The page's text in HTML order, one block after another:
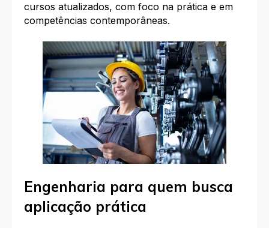
cursos atualizados, com foco na prática e em
competências contemporâneas.
Engenharia para quem busca
aplicação prática